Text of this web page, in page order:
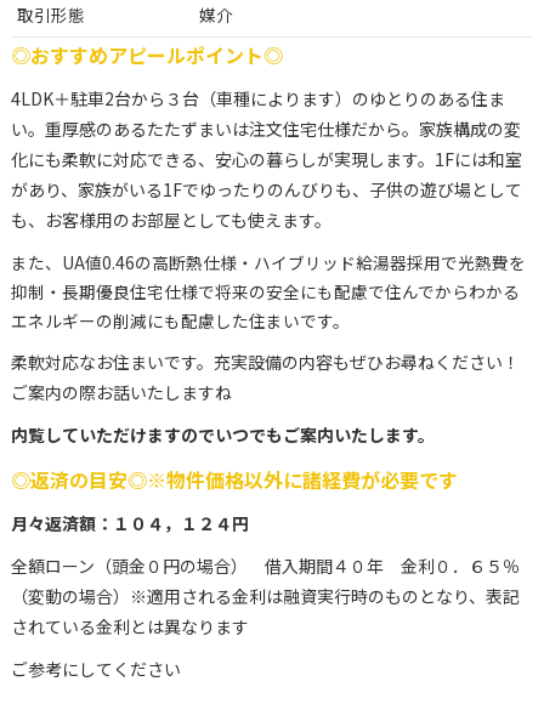
取引形態
媒介
◎おすすめアピールポイント◎
4LDK＋駐車2台から３台（車種によります）のゆとりのある住ま
い。重厚感のあるたたずまいは注文住宅仕様だから。家族構成の変
化にも柔軟に対応できる、安心の暮らしが実現します。1Fには和室
があり、家族がいる1Fでゆったりのんびりも、子供の遊び場として
も、お客様用のお部屋としても使えます。
また、UA値0.46の高断熱仕様・ハイブリッド給湯器採用で光熱費を
抑制・長期優良住宅仕様で将来の安全にも配慮で住んでからわかる
エネルギーの削減にも配慮した住まいです。
柔軟対応なお住まいです。充実設備の内容もぜひお尋ねください！
ご案内の際お話いたしますね
内覧していただけますのでいつでもご案内いたします。
◎返済の目安◎※物件価格以外に諸経費が必要です
月々返済額：１０４，１２４円
全額ローン（頭金０円の場合） 借入期間４０年 金利０．６５％
（変動の場合）※適用される金利は融資実行時のものとなり、表記
されている金利とは異なります
ご参考にしてください